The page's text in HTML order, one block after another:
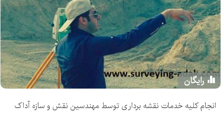
رایگان
انجام کلیه خدمات نقشه برداری توسط مهندسین نقش و سازه آداک